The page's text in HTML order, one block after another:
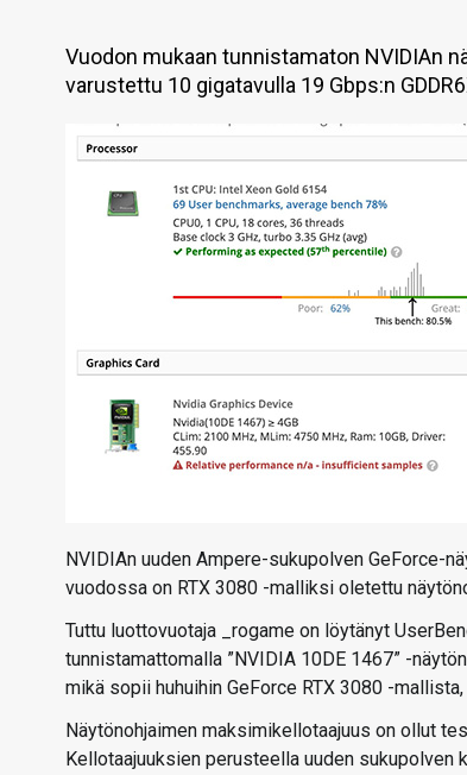
Vuodon mukaan tunnistamaton NVIDIAn
varustettu 10 gigatavulla 19 Gbps:n
NVIDIAn uuden Ampere-sukupolven GeForce-
vuodossa on RTX 3080 -malliksi oletettu
Tuttu luottovuotaja _rogame on löytänyt
tunnistamattomalla ”NVIDIA 10DE 1467” -
mikä sopii huhuihin GeForce RTX 3080 -
Näytönohjaimen maksimikellotaajuus on ollut
Kellotaajuuksien perusteella uuden